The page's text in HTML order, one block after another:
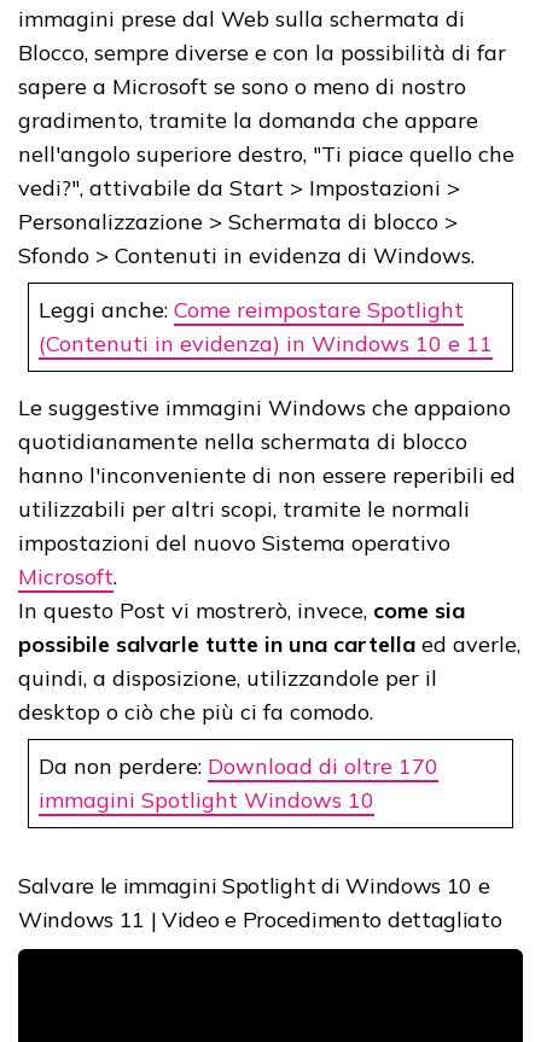
immagini prese dal Web sulla schermata di
Blocco, sempre diverse e con la possibilità di far
sapere a Microsoft se sono o meno di nostro
gradimento, tramite la domanda che appare
nell'angolo superiore destro, "Ti piace quello che
vedi?", attivabile da Start > Impostazioni >
Personalizzazione > Schermata di blocco >
Sfondo > Contenuti in evidenza di Windows.
Leggi anche: Come reimpostare Spotlight
(Contenuti in evidenza) in Windows 10 e 11
Le suggestive immagini Windows che appaiono
quotidianamente nella schermata di blocco
hanno l'inconveniente di non essere reperibili ed
utilizzabili per altri scopi, tramite le normali
impostazioni del nuovo Sistema operativo
Microsoft.
In questo Post vi mostrerò, invece, come sia
possibile salvarle tutte in una cartella ed averle,
quindi, a disposizione, utilizzandole per il
desktop o ciò che più ci fa comodo.
Da non perdere: Download di oltre 170
immagini Spotlight Windows 10
Salvare le immagini Spotlight di Windows 10 e
Windows 11 | Video e Procedimento dettagliato